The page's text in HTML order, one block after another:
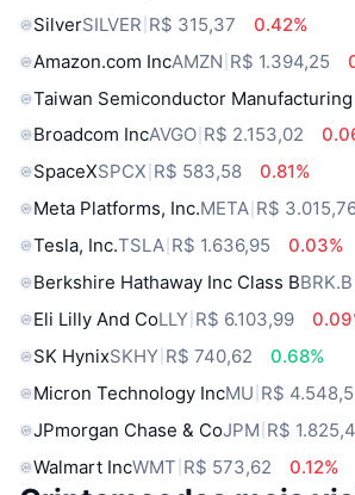
SilverSILVER R$ 315,37
0.42%
Amazon.com IncAMZN R$ 1.394,25
Taiwan Semiconductor Manufacturing
Broadcom IncAVGO R$ 2.153,02
SpaceXSPCX R$ 583,58
0.81%
Meta Platforms, Inc.META R$
Tesla, Inc.TSLA R$ 1.636,95
0.03%
Berkshire Hathaway Inc Class BBRK.B
Eli Lilly And CoLLY R$ 6.103,99
SK HynixSKHY R$ 740,62
0.68%
Micron Technology IncMU R$
JPmorgan Chase & CoJPM R$
Walmart IncWMT R$ 573,62 0.12%